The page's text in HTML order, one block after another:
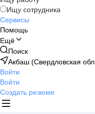
Ищу сотрудника
Сервисы
Помощь
Ещё
Поиск
Акбаш (Свердловская
Войти
Войти
Создать резюме